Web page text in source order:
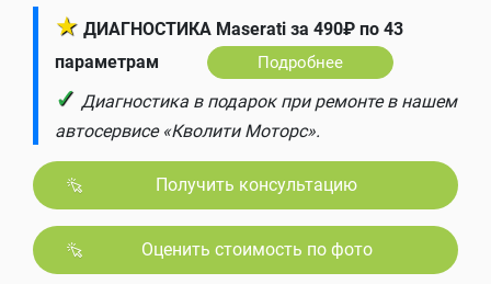
★ ДИАГНОСТИКА Maserati за 490₽ по 43
параметрам
Подробнее
✓ Диагностика в подарок при ремонте в нашем
автосервисе «Кволити Моторс».
Получить консультацию
Оценить стоимость по фото